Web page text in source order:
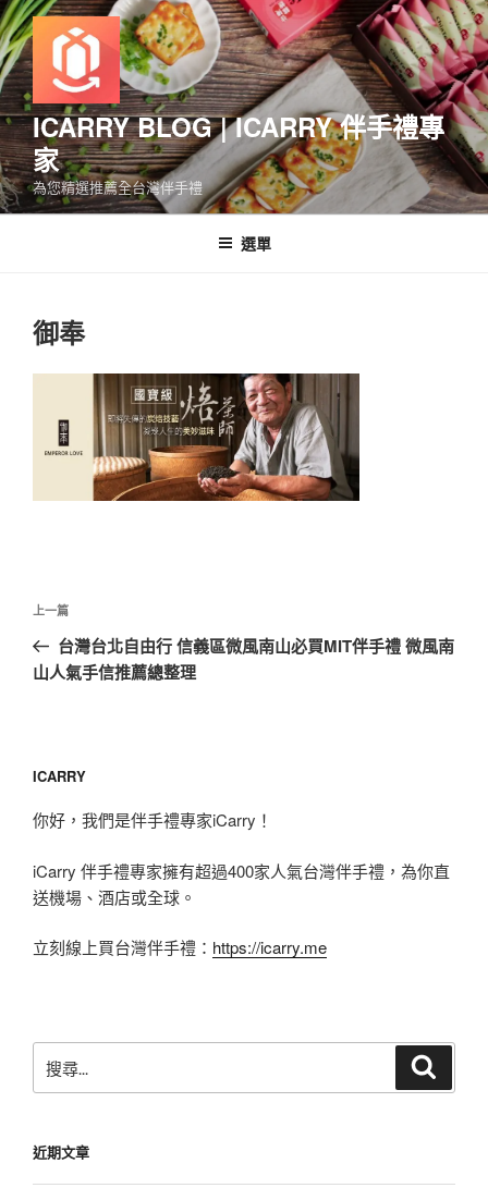
跳
至
主
要
內
容
ICARRY BLOG | ICARRY 伴手禮專
家
為您精選推薦全台灣伴手禮
選單
御奉
文
導
覽
上
一
篇
上一篇
台灣台北自由行 信義區微風南山必買MIT伴手禮 微風南
山人氣手信推薦總整理
ICARRY
你好，我們是伴手禮專家iCarry！
iCarry 伴手禮專家擁有超過400家人氣台灣伴手禮，為你直
送機場、酒店或全球。
立刻線上買台灣伴手禮： https://icarry.me
尋
字:
近期文章